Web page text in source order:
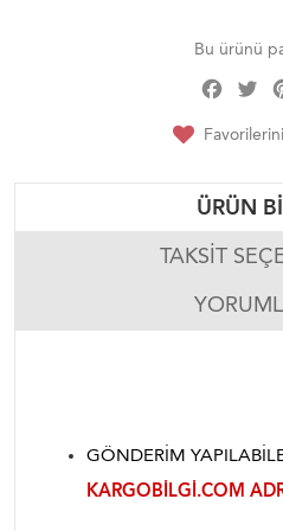
Bu ürünü
ÜRÜN
TAKSIT
GÖNDERIM
KARGOBILGI.COM